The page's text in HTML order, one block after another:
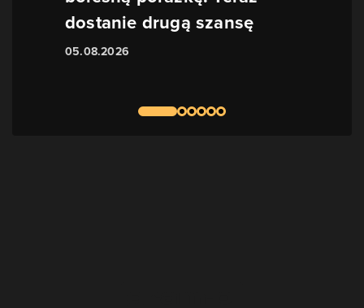
dostanie drugą szansę
05.08.2026